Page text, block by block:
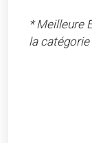
* Meilleure
la